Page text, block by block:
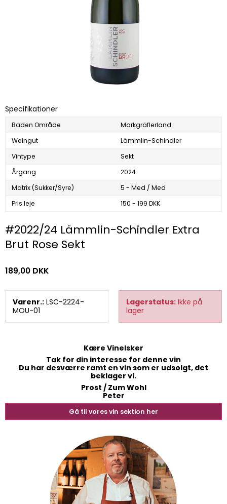
Specifikationer
Baden Område
Markgräflerland
Weingut
Lämmlin-Schindler
Vintype
Sekt
Årgang
2024
Matrix (Sukker/Syre)
5 - Med / Med
Pris leje
150 - 199 DKK
#2022/24 Lämmlin-Schindler Extra
Brut Rose Sekt
189,00 DKK
Varenr.: LSC-2224-
MOU-01
Lagerstatus: Ikke på
lager
Kære Vinelsker
Tak for din interesse for denne vin
Du har desværre ramt en vin som er udsolgt, det
beklager vi.
Prost / Zum Wohl
Peter
Gå til vores vin sektion her